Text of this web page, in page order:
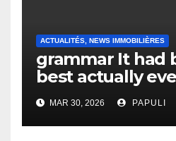
ACTUALITÉS, NEWS IMMOBILIÈRES
grammar It had
best actually
to it’s the top
English
Heap Change
MAR 30, 2026 PAPULI